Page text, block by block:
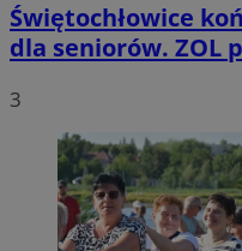
Świętochłowice
dla seniorów. ZOL
3